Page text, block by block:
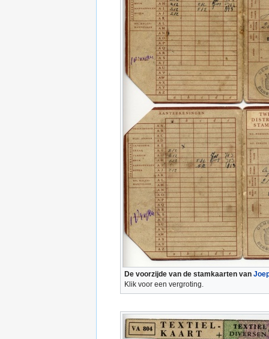
De voorzijde van de stamkaarten van
Klik voor een vergroting.